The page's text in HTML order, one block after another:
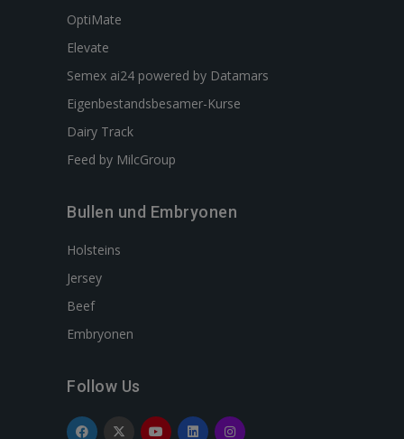
OptiMate
Elevate
Semex ai24 powered by Datamars
Eigenbestandsbesamer-Kurse
Dairy Track
Feed by MilcGroup
Bullen und Embryonen
Holsteins
Jersey
Beef
Embryonen
Follow Us